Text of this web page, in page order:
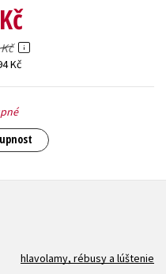
Kč
hlavolamy, rébusy a lúštenie